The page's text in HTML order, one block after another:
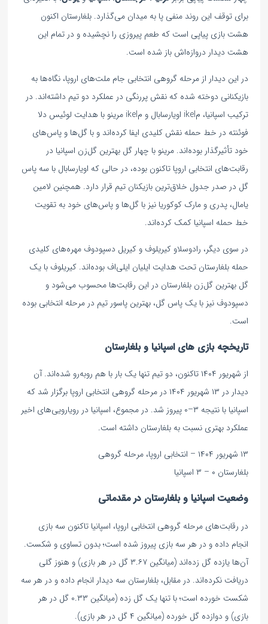
برای توقف این روند منفی پا به میدان می‌گذارد. بلغارستان اکنون
هشت بازی پیاپی است که طعم پیروزی را نچشیده و در تمام این
هشت دیدار دروازه‌اش باز شده است.
در این دیدار از مرحله گروهی انتخابی جام ملت‌های اروپا، نگاه‌ها به
بازیکنانی دوخته شده که نقش پررنگی در عملکرد دو تیم داشته‌اند. در
ترکیب اسپانیا، مikel اویارسابال و مikel مرینو با هدایت لوئیس دلا
فوئنته در خط حمله نقش کلیدی ایفا کرده‌اند و با گل‌ها و پاس‌های
خود تأثیرگذار بوده‌اند. مرینو با چهار گل بهترین گل‌زن اسپانیا در
رقابت‌های انتخابی اروپا تاکنون بوده، در حالی که اویارسابال با سه پاس
گل در صدر جدول خلاق‌ترین بازیکنان تیم قرار دارد. همچنین لامین
یامال، پدری و مارک کوکوریا نیز با گل‌ها و پاس‌های خود به تقویت
خط حمله اسپانیا کمک کرده‌اند.
در سوی دیگر، رادوسلاو کیریلوف و کیریل دسپودوف مهره‌های کلیدی
حمله بلغارستان تحت هدایت ایلیان ایلی‌اف بوده‌اند. کیریلوف با یک
گل بهترین گل‌زن بلغارستان در این رقابت‌ها محسوب می‌شود و
دسپودوف نیز با یک پاس گل، بهترین پاسور تیم در مرحله انتخابی بوده
است.
تاریخچه بازی های اسپانیا و بلغارستان
از شهریور ۱۴۰۴ تاکنون، دو تیم تنها یک بار با هم روبه‌رو شده‌اند. آن
دیدار در ۱۳ شهریور ۱۴۰۴ در مرحله گروهی انتخابی اروپا برگزار شد که
اسپانیا با نتیجه ۳–۰ پیروز شد. در مجموع، اسپانیا در رویارویی‌های اخیر
عملکرد بهتری نسبت به بلغارستان داشته است.
۱۳ شهریور ۱۴۰۴ – انتخابی اروپا، مرحله گروهی
بلغارستان ۰ – ۳ اسپانیا
وضعیت اسپانیا و بلغارستان در مقدماتی
در رقابت‌های مرحله گروهی انتخابی اروپا، اسپانیا تاکنون سه بازی
انجام داده و در هر سه بازی پیروز شده است؛ بدون تساوی و شکست.
آن‌ها یازده گل زده‌اند (میانگین ۳.۶۷ گل در هر بازی) و هنوز گلی
دریافت نکرده‌اند. در مقابل، بلغارستان سه دیدار انجام داده و در هر سه
شکست خورده است؛ با تنها یک گل زده (میانگین ۰.۳۳ گل در هر
بازی) و دوازده گل خورده (میانگین ۴ گل در هر بازی).